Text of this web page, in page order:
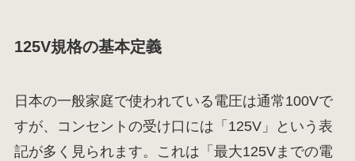
125V規格の基本定義
日本の一般家庭で使われている電圧は通常100Vで
すが、コンセントの受け口には「125V」という表
記が多く見られます。これは「最大125Vまでの電